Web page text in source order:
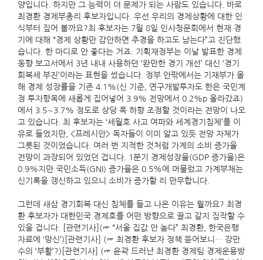
양입니다. 하지만 그 능력이 더 문제가 되는 사람도 있습니다. 바로
최경환 경제부총리 후보자입니다. 우선 우리의 경제상황에 대한 인
식부터 짚어 볼까요?최 후보자는 7월 8일 인사청문회에서 현재 경
기에 대해 “경제 상황만 감안하면 추경을 하고도 남는다”고 진단했
습니다. 한 마디로 안 좋다는 거죠. 기획재정부는 이날 발표한 경제
동향 보고서에서 3년 내내 사용하던 ‘완만한 경기 개선’ 대신 ‘경기
회복세 부진’이라는 표현을 썼습니다. 정부 안팎에서는 기재부가 올
해 경제 성장률을 기존 4.1%(신 기준, 연구개발투자도 한은 국민계
정 투자항목에 새롭게 집어넣어 3.9% 전망에서 0.2%p 올라갔죠)
에서 3.5∼3.7% 정도로 상당 폭 하향 조정할 것이라는 전망이 나오
고 있습니다. 최 후보자는 ‘세월호 사고 여파와 세계경기침체’를 이
유로 들었지만, <프레시안> 독자들이 이미 알고 있듯 전망 자체가
그릇된 것이었습니다. 여러 번 지적한 것처럼 가계의 소비 증가율
전망이 과장되어 있었던 겁니다. 1분기 경제성장율(GDP 증가율)은
0.9%지만 국민소득(GNI) 증가율은 0.5%에 머물렀고 가계부채는
신기록을 갱신하고 있으니 소비가 증가할 리 만무합니다.
그런데 새삼 경기회복 대신 침체를 들고 나온 이유는 뭘까요? 최경
환 후보자가 대한민국 경제호를 어떤 방향으로 끌고 갈지 짐작할 수
있을 겁니다. [관련기사](☞ “서울 집값 안 높다” 최경환, 한국은행
자료에 ‘망신’)[관련기사] (☞ 최경환 후보자 정책 뜯어보니… 강만
수의 ‘부활’?)[관련기사] (☞ 윤곽 드러난 최경환 경제팀 경제운용방